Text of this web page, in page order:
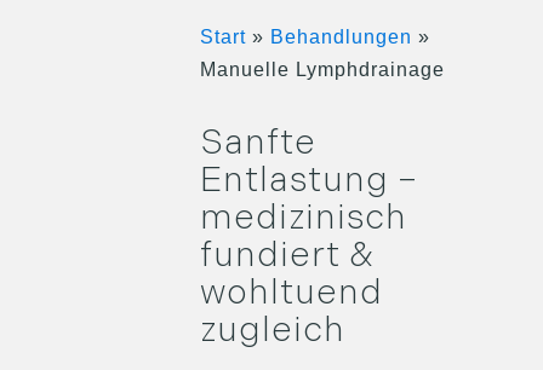
Start» Behandlungen »
Manuelle Lymphdrainage
Sanfte
Entlastung –
medizinisch
fundiert &
wohltuend
zugleich